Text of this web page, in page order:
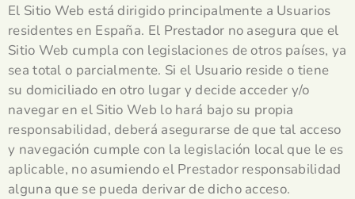
El Sitio Web está dirigido principalmente a Usuarios
residentes en España. El Prestador no asegura que el
Sitio Web cumpla con legislaciones de otros países, ya
sea total o parcialmente. Si el Usuario reside o tiene
su domiciliado en otro lugar y decide acceder y/o
navegar en el Sitio Web lo hará bajo su propia
responsabilidad, deberá asegurarse de que tal acceso
y navegación cumple con la legislación local que le es
aplicable, no asumiendo el Prestador responsabilidad
alguna que se pueda derivar de dicho acceso.